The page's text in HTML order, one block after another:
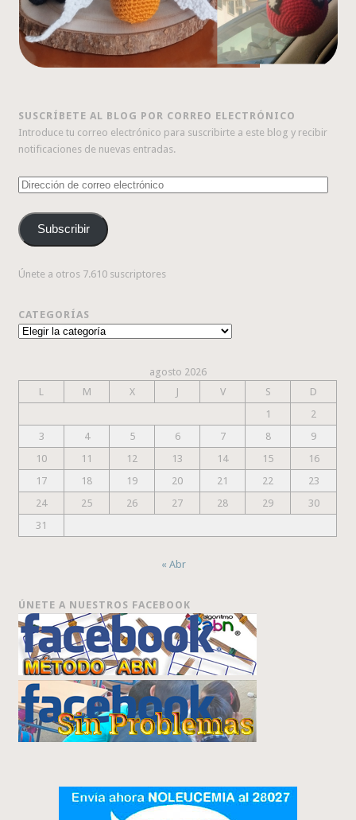
SUSCRÍBETE AL BLOG POR CORREO ELECTRÓNICO
Introduce tu correo electrónico para suscribirte a este blog y recibir
notificaciones de nuevas entradas.
Dirección
correo
electrónico
Subscribir
Únete a otros 7.610 suscriptores
CATEGORÍAS
Categorías
agosto 2026
L
M X J V S
D
1
2
3
4 5 6 7 8
9
10
11 12 13 14 15
16
17
18 19 20 21 22
23
24
25 26 27 28 29
30
31
« Abr
ÚNETE A NUESTROS FACEBOOK